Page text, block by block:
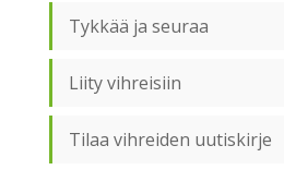
Tykkää ja seuraa
Liity vihreisiin
Tilaa vihreiden uutiskirje